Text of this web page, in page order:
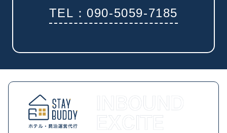
TEL：090-5059-7185